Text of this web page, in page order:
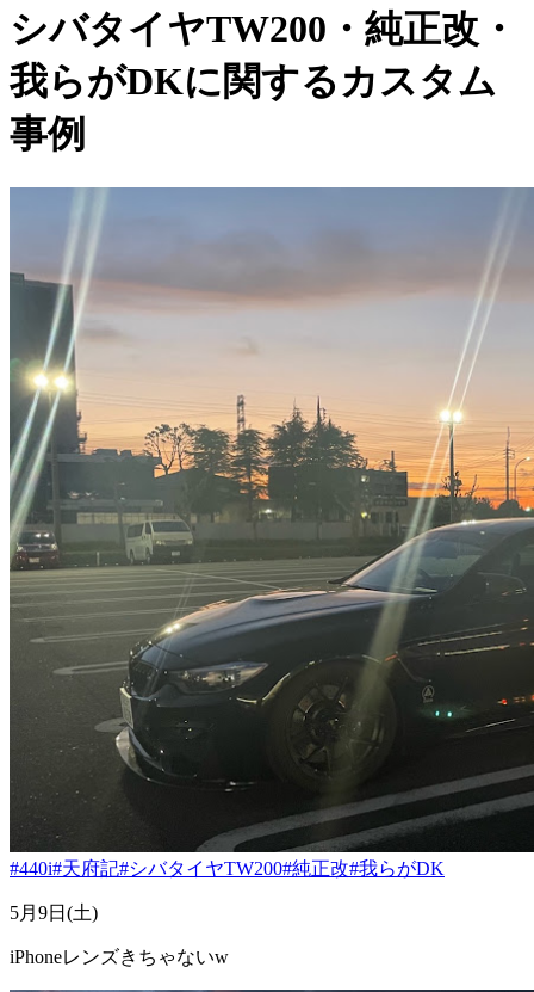
シバタイヤTW200・純正改・
我らがDKに関するカスタム
事例
#440i#天府記#シバタイヤTW200#純正改#我らがDK
5月9日(土)
iPhoneレンズきちゃないw